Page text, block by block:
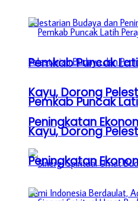
Pemkab Puncak
Kayu, Dorong
Peningkatan
Pemkab Puncak
Kayu, Dorong
Peningkatan